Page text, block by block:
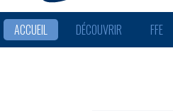
ACCUEIL DÉCOUVRIR FFE